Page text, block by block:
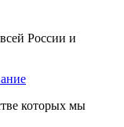
России и
которых мы